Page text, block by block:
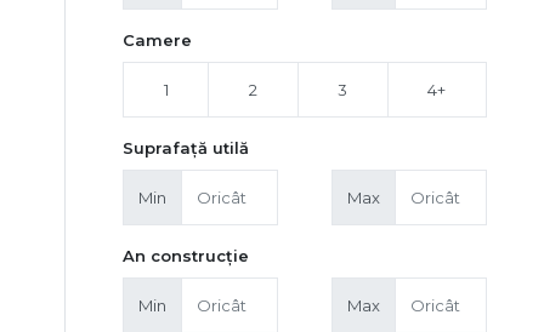
Camere
1 2 3 4+
Suprafață utilă
Min Max
An construcție
Min Max